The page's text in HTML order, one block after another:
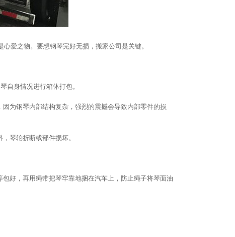
爱之物。要想钢琴完好无损，搬家公司是关键。
自身情况进行箱体打包。
为钢琴内部结构复杂，强烈的震撼会导致内部零件的损
，琴轮折断或部件损坏。
好，再用绳带把琴牢靠地捆在汽车上，防止绳子将琴面油